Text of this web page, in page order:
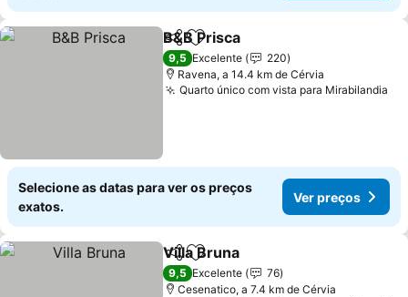
PartilharAdicionar aos favoritos
B&B Prisca
9,5 Excelente
220
Ravena, a 14.4 km de Cérvia
Quarto único com vista para Mirabilandia
Selecione as datas para ver os preços
exatos.
Ver preços
PartilharAdicionar aos favoritos
Villa Bruna
9,5 Excelente
76
Cesenatico, a 7.4 km de Cérvia